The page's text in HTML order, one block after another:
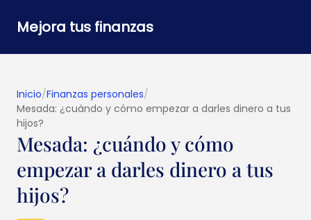
Mejora tus finanzas
Inicio/Finanzas personales/
Mesada: ¿cuándo y cómo empezar a darles dinero a tus
hijos?
Mesada: ¿cuándo y cómo
empezar a darles dinero a tus
hijos?